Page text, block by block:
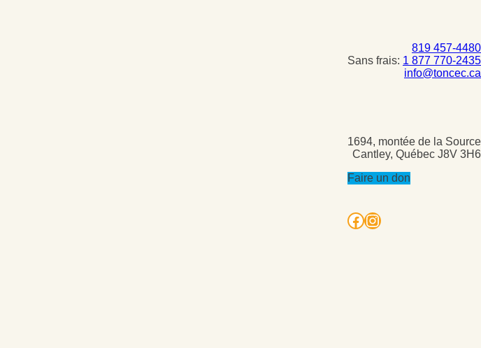
819 457-4480
Sans frais: 1 877 770-2435
info@toncec.ca
1694, montée de la Source
Cantley, Québec J8V 3H6
Faire un don
Facebook
Instagram